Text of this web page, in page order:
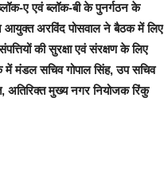
ए एवं ब्लॉक-बी के पुनर्गठन के
आयुक्त अरविंद पोसवाल ने बैठक में लिए
की सुरक्षा एवं संरक्षण के लिए
में मंडल सचिव गोपाल सिंह, उप सचिव
अतिरिक्त मुख्य नगर नियोजक रिंकु